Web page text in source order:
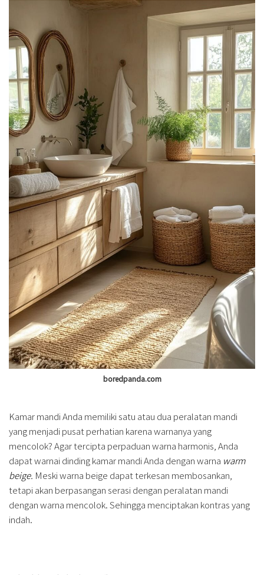
boredpanda.com
Kamar mandi Anda memiliki satu atau dua peralatan mandi
yang menjadi pusat perhatian karena warnanya yang
mencolok? Agar tercipta perpaduan warna harmonis, Anda
dapat warnai dinding kamar mandi Anda dengan warna warm
beige. Meski warna beige dapat terkesan membosankan,
tetapi akan berpasangan serasi dengan peralatan mandi
dengan warna mencolok. Sehingga menciptakan kontras yang
indah.